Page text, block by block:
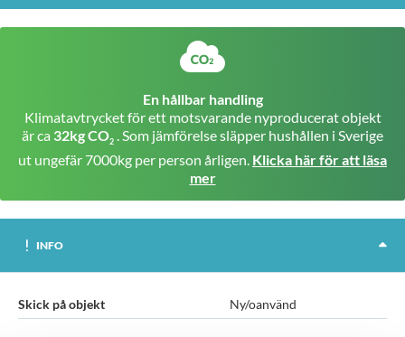
En hållbar handling
Klimatavtrycket för ett motsvarande nyproducerat objekt
är ca 32kg CO2 . Som jämförelse släpper hushållen i Sverige
ut ungefär 7000kg per person årligen. Klicka här för att läsa
mer
INFO
Skick på objekt Ny/oanvänd